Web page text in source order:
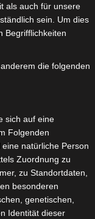
als auch für unsere
sein. Um dies
Begrifflichkeiten
die folgenden
sich auf eine
Folgenden
natürliche Person
Zuordnung zu
zu Standortdaten,
besonderen
genetischen,
Identität dieser